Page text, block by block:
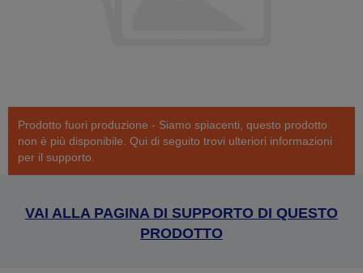
Prodotto fuori produzione - Siamo spiacenti, questo prodotto
non è più disponibile. Qui di seguito trovi ulteriori informazioni
per il supporto.
VAI ALLA PAGINA DI SUPPORTO DI QUESTO
PRODOTTO